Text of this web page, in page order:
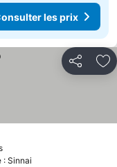
les prix
Partager
: Sinnai